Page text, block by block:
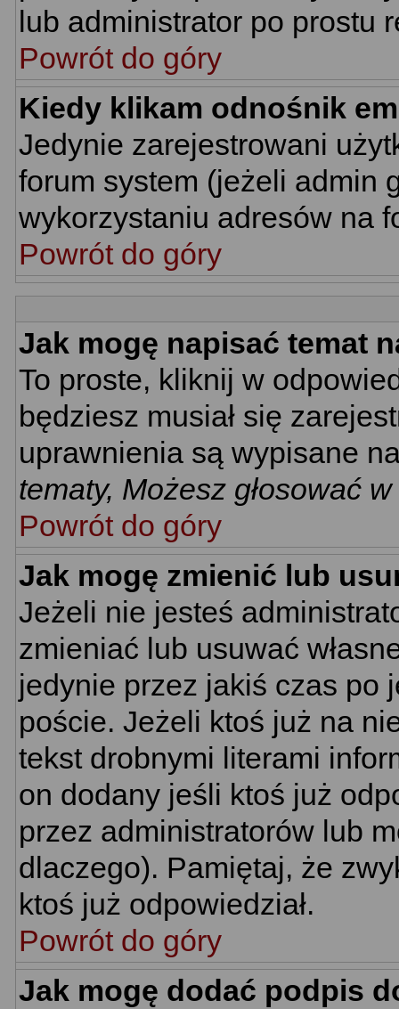
lub administrator po prostu
Powrót do góry
Kiedy klikam odnośnik
Jedynie zarejestrowani
forum system (jeżeli admin
wykorzystaniu adresów na
Powrót do góry
Jak mogę napisać temat
To proste, kliknij w
będziesz musiał się
uprawnienia są wypisane
tematy, Możesz głosować
Powrót do góry
Jak mogę zmienić lub
Jeżeli nie jesteś
zmieniać lub usuwać
jedynie przez jakiś czas
poście. Jeżeli ktoś już na
tekst drobnymi literami
on dodany jeśli ktoś już
przez administratorów lub
dlaczego). Pamiętaj, że
ktoś już odpowiedział.
Powrót do góry
Jak mogę dodać podpis